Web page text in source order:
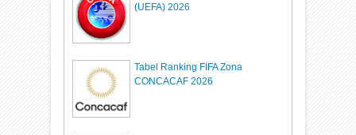
(UEFA) 2026
Tabel Ranking FIFA Zona
CONCACAF 2026